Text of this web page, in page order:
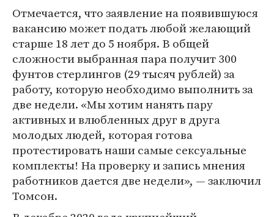
Отмечается, что заявление на появившуюся
вакансию может подать любой желающий
старше 18 лет до 5 ноября. В общей
сложности выбранная пара получит 300
фунтов стерлингов (29 тысяч рублей) за
работу, которую необходимо выполнить за
две недели. «Мы хотим нанять пару
активных и влюбленных друг в друга
молодых людей, которая готова
протестировать наши самые сексуальные
комплекты! На проверку и запись мнения
работников дается две недели», — заключил
Томсон.